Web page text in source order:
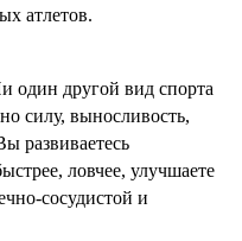
атлетов.
один другой вид спорта
силу, выносливость,
развиваетесь
ловчее, улучшаете
сосудистой и